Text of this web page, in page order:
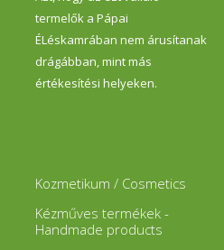
termelők a Pápai
ÉLéskamrában nem árusítanak
drágábban, mint más
értékesítési helyeken.
Kozmetikum / Cosmetics
Kézműves termékek -
Handmade products